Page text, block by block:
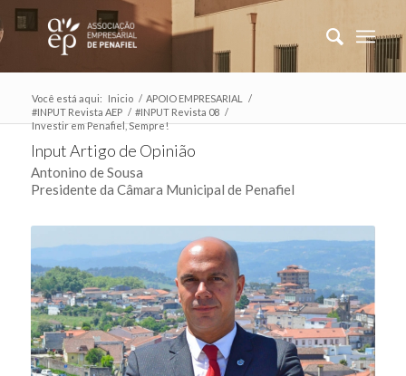
Você está aqui: Inicio / APOIO EMPRESARIAL
/
#INPUT Revista AEP / #INPUT Revista 08 /
Investir em Penafiel, Sempre!
Input Artigo de Opinião
Antonino de Sousa
Presidente da Câmara Municipal de Penafiel